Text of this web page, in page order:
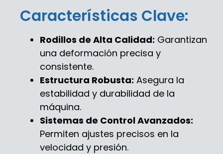
Características Clave:
Rodillos de Alta Calidad: Garantizan
una deformación precisa y
consistente.
Estructura Robusta: Asegura la
estabilidad y durabilidad de la
máquina.
Sistemas de Control Avanzados:
Permiten ajustes precisos en la
velocidad y presión.